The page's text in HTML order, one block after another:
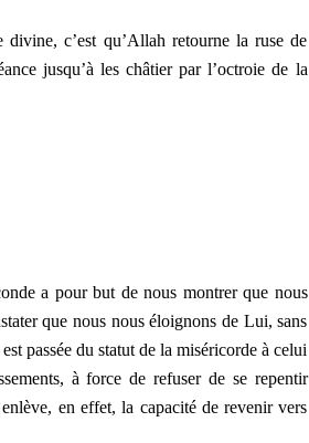
c’est qu’Allah retourne la ruse de
jusqu’à les châtier par l’octroie de la
a pour but de nous montrer que nous
que nous nous éloignons de Lui, sans
passée du statut de la miséricorde à celui
à force de refuser de se repentir
en effet, la capacité de revenir vers